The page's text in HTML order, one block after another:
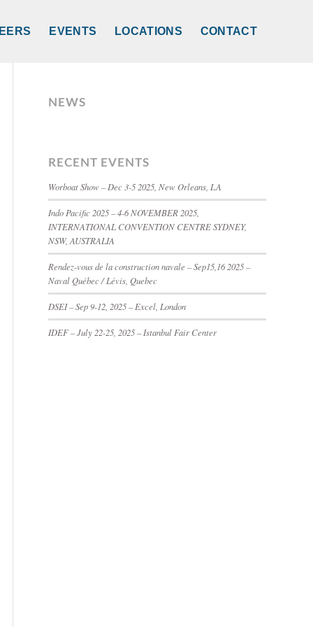
EVENTS LOCATIONS CONTACT
NEWS
RECENT EVENTS
Worboat Show – Dec 3-5 2025, New Orleans, LA
Indo Pacific 2025 – 4-6 NOVEMBER 2025,
INTERNATIONAL CONVENTION CENTRE SYDNEY,
NSW, AUSTRALIA
Rendez-vous de la construction navale – Sep15,16 2025 –
Naval Québec / Lévis, Quebec
DSEI – Sep 9-12, 2025 – Excel, London
IDEF – July 22-25, 2025 – Istanbul Fair Center